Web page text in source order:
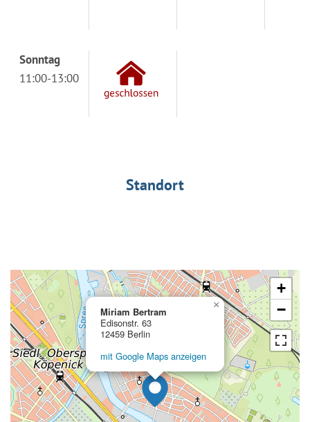
Sonntag
11:00-13:00
Standort
Miriam Bertram
Edisonstr. 63
12459 Berlin
mit Google Maps anzeigen
×
+
−